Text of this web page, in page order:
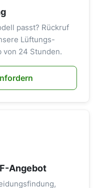
passt? Rückruf
Lüftungs-
24 Stunden.
Angebot